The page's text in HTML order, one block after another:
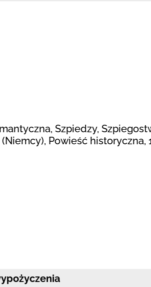
Szpiedzy,
Powieść historyczna,